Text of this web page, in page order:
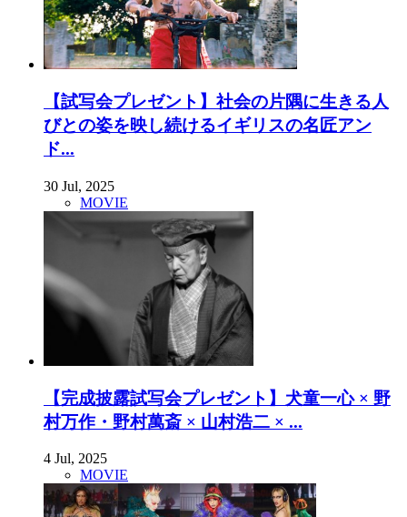
【試写会プレゼント】社会の片隅に生きる人
びとの姿を映し続けるイギリスの名匠アン
ド...
30 Jul, 2025
MOVIE
【完成披露試写会プレゼント】犬童一心 × 野
村万作・野村萬斎 × 山村浩二 × ...
4 Jul, 2025
MOVIE